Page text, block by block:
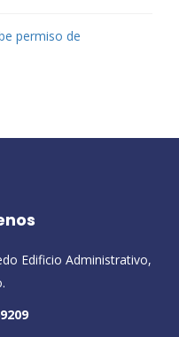
permiso de
Edificio Administrativo,